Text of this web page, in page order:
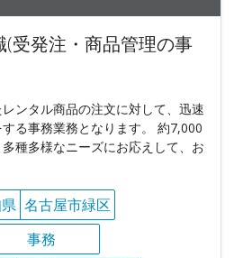
(受発注・商品管理の事
ンタル商品の注文に対して、迅速
る事務業務となります。 約7,000
種多様なニーズにお応えして、お
名古屋市緑区
事務